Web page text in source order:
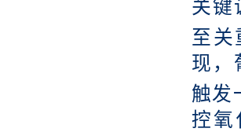
关键
至关
现，
触发
控氧